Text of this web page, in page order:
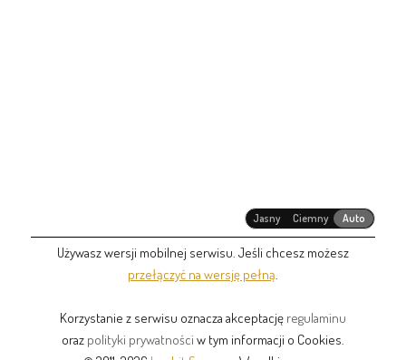
Jasny Ciemny Auto
Używasz wersji mobilnej serwisu. Jeśli chcesz możesz
przełączyć na wersję pełną
Korzystanie z serwisu oznacza akceptację regulaminu
oraz polityki prywatności w tym informacji o Cookies.